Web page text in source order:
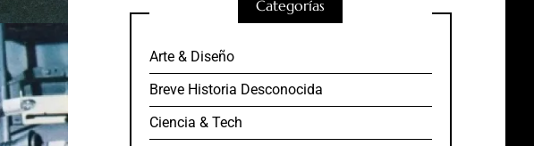
Categorías
Arte & Diseño
Breve Historia Desconocida
Ciencia & Tech